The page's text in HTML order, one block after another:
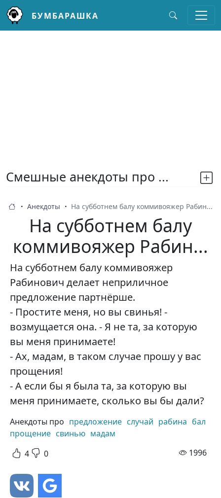
БУМБАРАШКА
Смешные анекдоты про ...
Анекдоты На субботнем балу коммивояжер Рабин...
На субботнем балу
коммивояжер Рабин...
На субботнем балу коммивояжер
Рабинович делает неприличное
предложение партнёрше.
- Простите меня, но вы свинья! -
возмущается она. - Я не та, за которую
вы меня принимаете!
- Ах, мадам, в таком случае прошу у вас
прощения!
- А если бы я была та, за которую вы
меня принимаете, сколько вы бы дали?
Анекдоты про предложение случай рабина бал
прощение свинью мадам
4
0 1996